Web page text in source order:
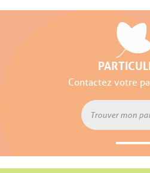
Contactez votre
Trouver mon